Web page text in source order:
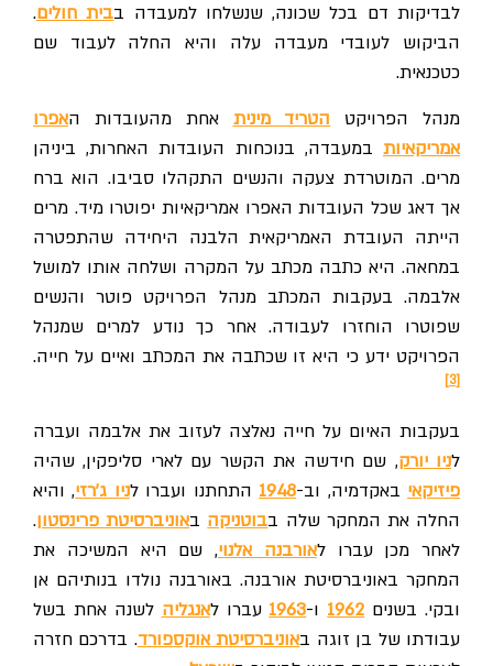
לבדיקות דם בכל שכונה, שנשלחו למעבדה בבית חולים.
הביקוש לעובדי מעבדה עלה והיא החלה לעבוד שם
כטכנאית.
מנהל הפרויקט הטריד מינית אחת מהעובדות האפרו
אמריקאיות במעבדה, בנוכחות העובדות האחרות, ביניהן
מרים. המוטרדת צעקה והנשים התקהלו סביבו. הוא ברח
אך דאג שכל העובדות האפרו אמריקאיות יפוטרו מיד. מרים
הייתה העובדת האמריקאית הלבנה היחידה שהתפטרה
במחאה. היא כתבה מכתב על המקרה ושלחה אותו למושל
אלבמה. בעקבות המכתב מנהל הפרויקט פוטר והנשים
שפוטרו הוחזרו לעבודה. אחר כך נודע למרים שמנהל
הפרויקט ידע כי היא זו שכתבה את המכתב ואיים על חייה.
[3]
בעקבות האיום על חייה נאלצה לעזוב את אלבמה ועברה
לניו יורק, שם חידשה את הקשר עם לארי סליפקין, שהיה
פיזיקאי באקדמיה, וב-1948 התחתנו ועברו לניו ג'רזי, והיא
החלה את המחקר שלה בבוטניקה באוניברסיטת פרינסטון.
לאחר מכן עברו לאורבנה אלנוי, שם היא המשיכה את
המחקר באוניברסיטת אורבנה. באורבנה נולדו בנותיהם אן
ובקי. בשנים 1962 ו-1963 עברו לאנגליה לשנה אחת בשל
עבודתו של בן זוגה באוניברסיטת אוקספורד. בדרכם חזרה